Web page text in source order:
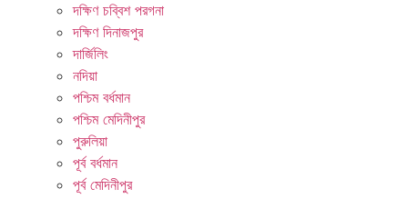
দক্ষিণ চব্বিশ পরগনা
দক্ষিণ দিনাজপুর
দার্জিলিং
নদিয়া
পশ্চিম বর্ধমান
পশ্চিম মেদিনীপুর
পুরুলিয়া
পূর্ব বর্ধমান
পূর্ব মেদিনীপুর